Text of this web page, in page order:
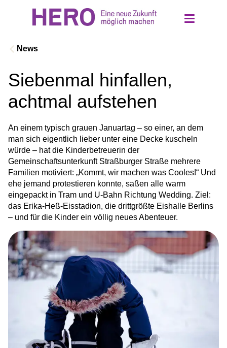
Über uns
Ethik und Werte
Jobs
Kontakt
News
Ankommen in Hessen – sechstes
Bundesland für HERO
Integration trifft ins Netz
Karriere bei HERO
News
Siebenmal hinfallen,
achtmal aufstehen
An einem typisch grauen Januartag – so einer, an dem
man sich eigentlich lieber unter eine Decke kuscheln
würde – hat die Kinderbetreuerin der
Gemeinschaftsunterkunft Straßburger Straße mehrere
Familien motiviert: „Kommt, wir machen was Cooles!“ Und
ehe jemand protestieren konnte, saßen alle warm
eingepackt in Tram und U‑Bahn Richtung Wedding. Ziel:
das Erika-Heß-Eisstadion, die drittgrößte Eishalle Berlins
– und für die Kinder ein völlig neues Abenteuer.